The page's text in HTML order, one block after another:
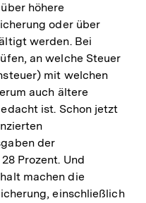
höhere
oder über
werden. Bei
an welche Steuer
mit welchen
auch ältere
ist. Schon jetzt
der
Prozent. Und
machen die
einschließlich